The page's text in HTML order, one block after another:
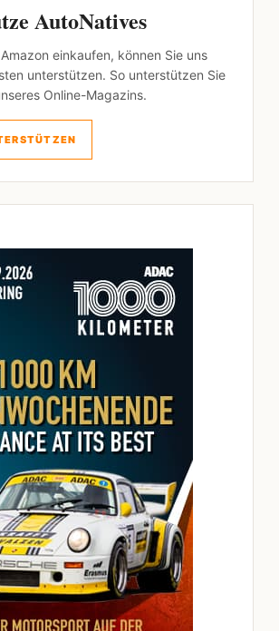
AutoNatives
einkaufen, können Sie uns
unterstützen. So unterstützen Sie
Online-Magazins.